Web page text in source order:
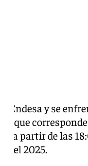
Endesa y se
que
a partir de las
del 2025.